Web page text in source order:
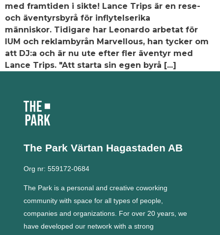
med framtiden i sikte! Lance Trips är en rese-
och äventyrsbyrå för inflytelserika
människor. Tidigare har Leonardo arbetat för
IUM och reklambyrån Marvellous, han tycker om
att DJ:a och är nu ute efter fler äventyr med
Lance Trips. "Att starta sin egen byrå [...]
The Park Värtan Hagastaden AB
Org nr: 559172-0684
The Park is a personal and creative coworking
community with space for all types of people,
companies and organizations. For over 20 years, we
have developed our network with a strong